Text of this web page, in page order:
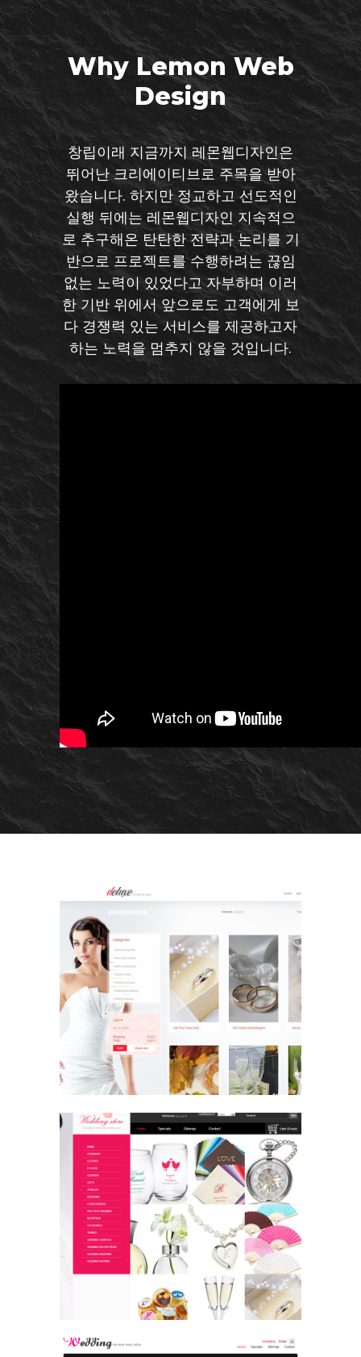
Why Lemon Web
Design
창립이래 지금까지 레몬웹디자인은
뛰어난 크리에이티브로 주목을 받아
왔습니다. 하지만 정교하고 선도적인
실행 뒤에는 레몬웹디자인 지속적으
로 추구해온 탄탄한 전략과 논리를 기
반으로 프로젝트를 수행하려는 끊임
없는 노력이 있었다고 자부하며 이러
한 기반 위에서 앞으로도 고객에게 보
다 경쟁력 있는 서비스를 제공하고자
하는 노력을 멈추지 않을 것입니다.
Wed00025
Website Design / 웨딩 / 웨딩
Wed00024
Website Design / 웨딩 / 웨딩